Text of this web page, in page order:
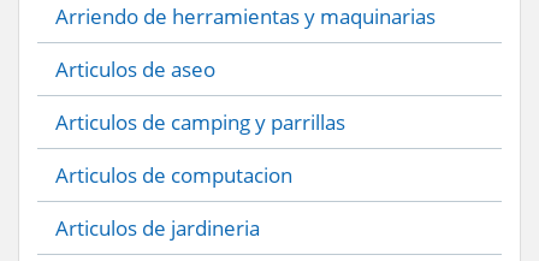
Arriendo de herramientas y maquinarias
Articulos de aseo
Articulos de camping y parrillas
Articulos de computacion
Articulos de jardineria